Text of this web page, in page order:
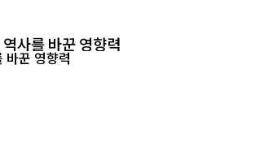
사를 바꾼 영향력